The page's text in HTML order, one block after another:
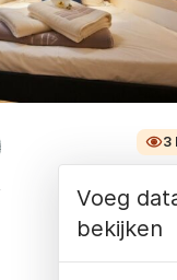
3
Voeg
bekijken